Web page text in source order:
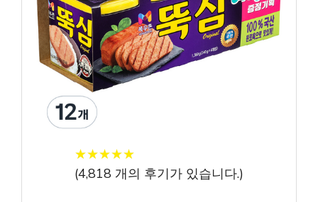
★★★★★
★★★★★
(4,818 개의 후기가 있습니다.)